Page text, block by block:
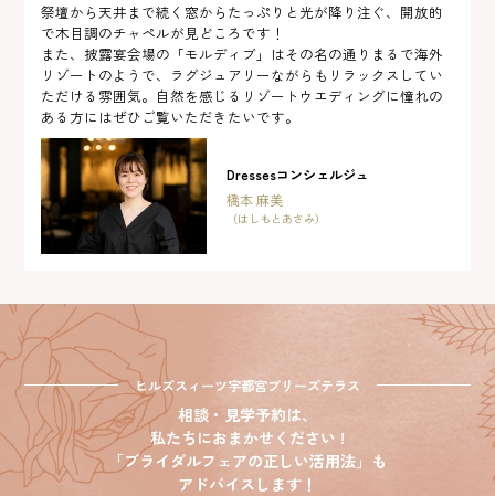
祭壇から天井まで続く窓からたっぷりと光が降り注ぐ、開放的
で木目調のチャペルが見どころです！
また、披露宴会場の「モルディブ」はその名の通りまるで海外
リゾートのようで、ラグジュアリーながらもリラックスしてい
ただける雰囲気。自然を感じるリゾートウエディングに憧れの
ある方にはぜひご覧いただきたいです。
Dressesコンシェルジュ
橋本 麻美
（はしもとあさみ）
ヒルズスィーツ宇都宮ブリーズテラス
相談・見学予約は、
私たちにおまかせください !
「ブライダルフェアの正しい活用法」も
アドバイスします！